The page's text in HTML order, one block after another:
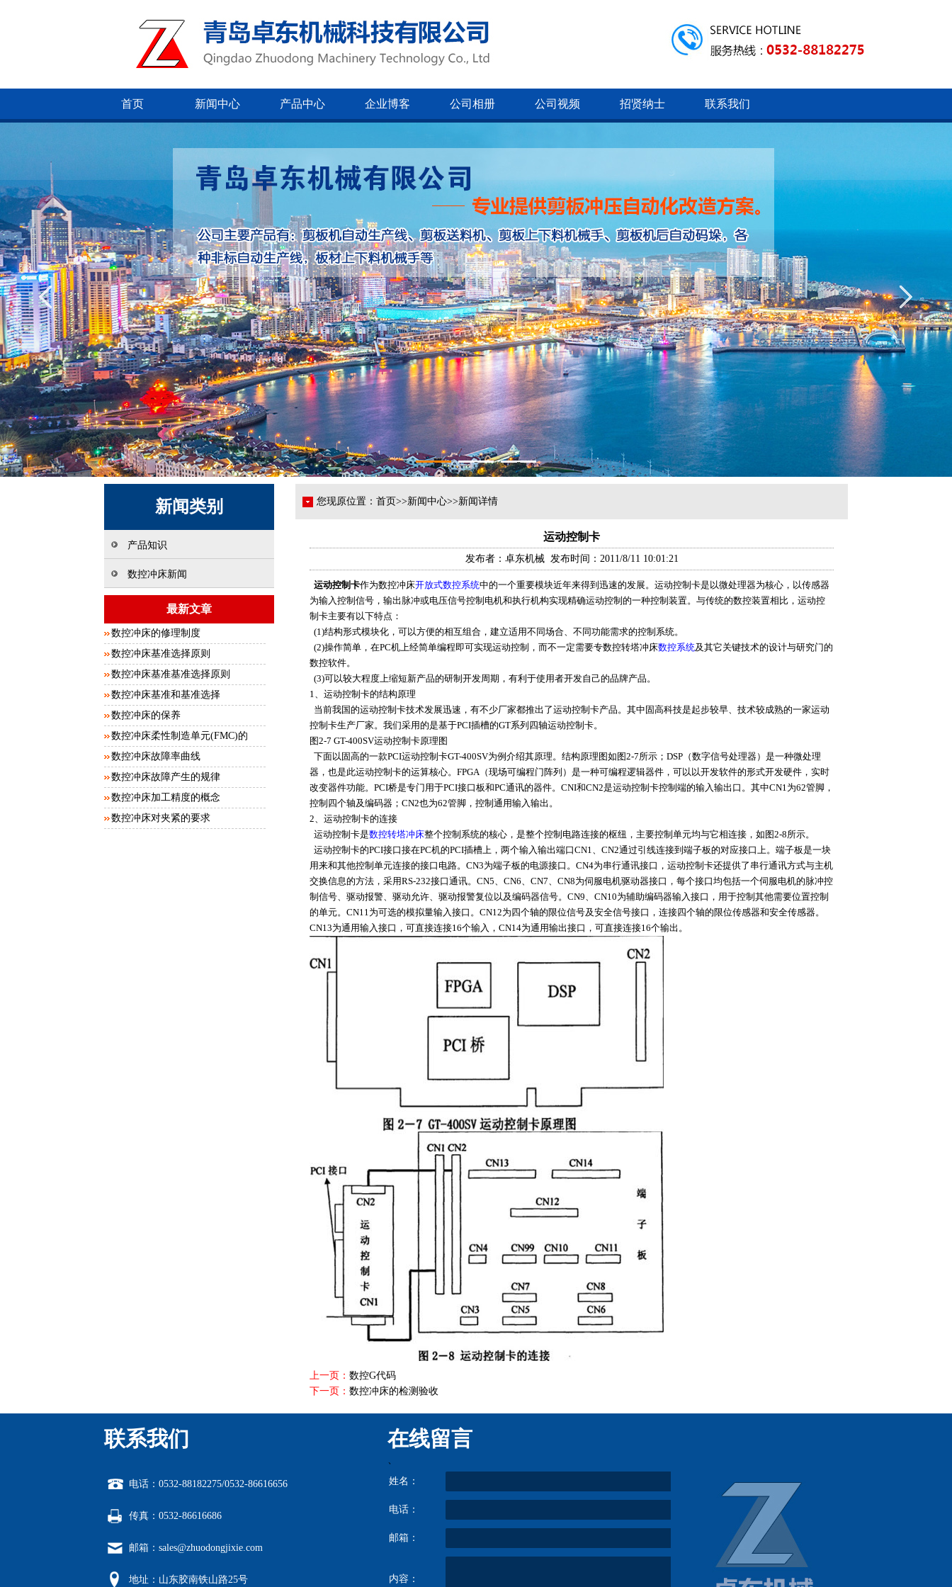
首页 新闻中心 产品中心 企业博客 公司相册 公司视频 招贤纳士 联系我们
1 2 3
新闻类别
产品知识
数控冲床新闻
最新文章
数控冲床的修理制度
数控冲床基准选择原则
数控冲床基准基准选择原则
数控冲床基准和基准选择
数控冲床的保养
数控冲床柔性制造单元(FMC)的
工...
数控冲床故障率曲线
数控冲床故障产生的规律
数控冲床加工精度的概念
数控冲床对夹紧的要求
您现原位置： 首页>>新闻中心>>新闻详情
运动控制卡
发布者：卓东机械 发布时间：2011/8/11 10:01:21
运动控制卡作为数控冲床开放式数控系统中的一个重要模块近年来得到迅速的发展。运动控制卡是以微处理器为核心，以传感器
为输入控制信号，输出脉冲或电压信号控制电机和执行机构实现精确运动控制的一种控制装置。与传统的数控装置相比，运动控
制卡主要有以下特点：
(1)结构形式模块化，可以方便的相互组合，建立适用不同场合、不同功能需求的控制系统。
(2)操作简单，在PC机上经简单编程即可实现运动控制，而不一定需要专数控转塔冲床数控系统及其它关键技术的设计与研究门的
数控软件。
(3)可以较大程度上缩短新产品的研制开发周期，有利于使用者开发自己的品牌产品。
1、运动控制卡的结构原理
当前我国的运动控制卡技术发展迅速，有不少厂家都推出了运动控制卡产品。其中固高科技是起步较早、技术较成熟的一家运动
控制卡生产厂家。我们采用的是基于PCI插槽的GT系列四轴运动控制卡。
图2-7 GT-400SV运动控制卡原理图
下面以固高的一款PCI运动控制卡GT-400SV为例介绍其原理。结构原理图如图2-7所示；DSP（数字信号处理器）是一种微处理
器，也是此运动控制卡的运算核心。FPGA（现场可编程门阵列）是一种可编程逻辑器件，可以以开发软件的形式开发硬件，实时
改变器件功能。PCI桥是专门用于PCI接口板和PC通讯的器件。CNI和CN2是运动控制卡控制端的输入输出口。其中CN1为62管脚，
控制四个轴及编码器；CN2也为62管脚，控制通用输入输出。
2、运动控制卡的连接
运动控制卡是数控转塔冲床整个控制系统的核心，是整个控制电路连接的枢纽，主要控制单元均与它相连接，如图2-8所示。
运动控制卡的PCI接口接在PC机的PCI插槽上，两个输入输出端口CN1、CN2通过引线连接到端子板的对应接口上。端子板是一块
用来和其他控制单元连接的接口电路。CN3为端子板的电源接口。CN4为串行通讯接口，运动控制卡还提供了串行通讯方式与主机
交换信息的方法，采用RS-232接口通讯。CN5、CN6、CN7、CN8为伺服电机驱动器接口，每个接口均包括一个伺服电机的脉冲控
制信号、驱动报警、驱动允许、驱动报警复位以及编码器信号。CN9、CN10为辅助编码器输入接口，用于控制其他需要位置控制
的单元。CN11为可选的模拟量输入接口。CN12为四个轴的限位信号及安全信号接口，连接四个轴的限位传感器和安全传感器。
CN13为通用输入接口，可直接连接16个输入，CN14为通用输出接口，可直接连接16个输出。
上一页： 数控G代码
下一页： 数控冲床的检测验收
联系我们
电话：0532-88182275/0532-86616656
传真：0532-86616686
邮箱：sales@zhuodongjixie.com
地址：山东胶南铁山路25号
在线留言
、
姓名：
电话：
邮箱：
内容：